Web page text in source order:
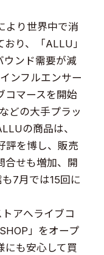
より世界中で消
り、「ALLU」
ウンド需要が減
ンフルエンサー
コマースを開始
どの大手プラッ
の商品は、
評を博し、販売
合せも増加、開
7月では15回に
アへライブコ
」をオープ
にも安心して買